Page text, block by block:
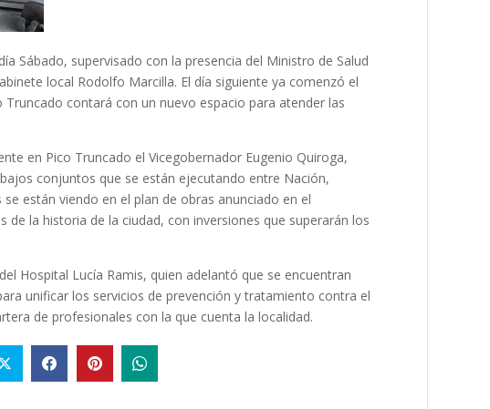
Sábado, supervisado con la presencia del Ministro de Salud
local Rodolfo Marcilla. El día siguiente ya comenzó el
contará con un nuevo espacio para atender las
en Pico Truncado el Vicegobernador Eugenio Quiroga,
conjuntos que se están ejecutando entre Nación,
están viendo en el plan de obras anunciado en el
la historia de la ciudad, con inversiones que superarán los
Hospital Lucía Ramis, quien adelantó que se encuentran
unificar los servicios de prevención y tratamiento contra el
de profesionales con la que cuenta la localidad.